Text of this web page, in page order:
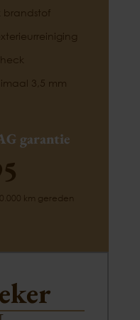
brandstof
3,5 mm
garantie
km gereden